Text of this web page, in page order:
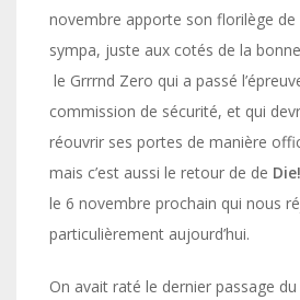
novembre apporte son florilège de
sympa, juste aux cotés de la
le Grrrnd Zero qui a passé
commission de sécurité, et qui
réouvrir ses portes de manière
mais c’est aussi le retour de de
le 6 novembre prochain qui nous
particulièrement aujourd’hui.
On avait raté le dernier passage